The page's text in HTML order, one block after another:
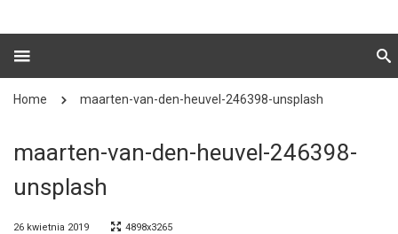
Home maarten-van-den-heuvel-246398-unsplash
maarten-van-den-heuvel-246398-
unsplash
26 kwietnia 2019 4898x3265